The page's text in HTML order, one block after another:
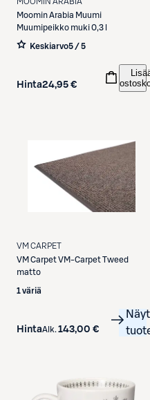
Moomin Arabia Muumi
Muumipeikko muki 0,3 l
Keskiarvo5 / 5
Hinta24,95 €
VM CARPET
VM CarpetVM-Carpet Tweed
matto
1 väriä
HintaAlk. 143,00 €